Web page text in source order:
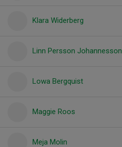
Klara Widerberg
Linn Persson Johannesson
Lowa Bergquist
Maggie Roos
Meja Molin